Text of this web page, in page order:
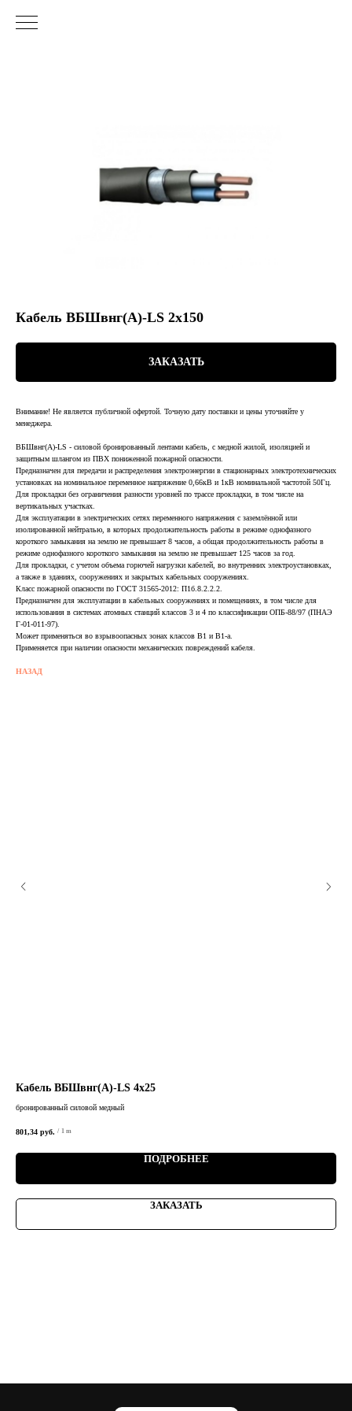
Кабель ВБШвнг(А)-LS 2х150
ЗАКАЗАТЬ
Внимание! Не является публичной офертой. Точную дату поставки и цены уточняйте у
менеджера.
ВБШвнг(А)-LS - силовой бронированный лентами кабель, с медной жилой, изоляцией и
защитным шлангом из ПВХ пониженной пожарной опасности.
Предназначен для передачи и распределения электроэнергии в стационарных электротехнических
установках на номинальное переменное напряжение 0,66кВ и 1кВ номинальной частотой 50Гц.
Для прокладки без ограничения разности уровней по трассе прокладки, в том числе на
вертикальных участках.
Для эксплуатации в электрических сетях переменного напряжения с заземлённой или
изолированной нейтралью, в которых продолжительность работы в режиме однофазного
короткого замыкания на землю не превышает 8 часов, а общая продолжительность работы в
режиме однофазного короткого замыкания на землю не превышает 125 часов за год.
Для прокладки, с учетом объема горючей нагрузки кабелей, во внутренних электроустановках,
а также в зданиях, сооружениях и закрытых кабельных сооружениях.
Класс пожарной опасности по ГОСТ 31565-2012: П1б.8.2.2.2.
Предназначен для эксплуатации в кабельных сооружениях и помещениях, в том числе для
использования в системах атомных станций классов 3 и 4 по классификации ОПБ-88/97 (ПНАЭ
Г-01-011-97).
Может применяться во взрывоопасных зонах классов В1 и В1-а.
Применяется при наличии опасности механических повреждений кабеля.
НАЗАД
Кабель ВБШвнг(А)-LS 4х25
бронированный силовой медный
801,34 руб. / 1 m
ПОДРОБНЕЕ
ЗАКАЗАТЬ